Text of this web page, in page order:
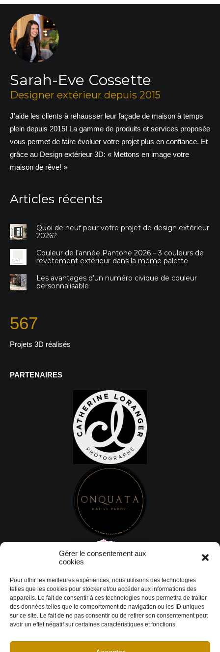
Gérer le consentement aux
cookies
Pour offrir les meilleures expériences, nous utilisons des technologies
telles que les cookies pour stocker et/ou accéder aux informations des
appareils. Le fait de consentir à ces technologies nous permettra de traiter
des données telles que le comportement de navigation ou les ID uniques
sur ce site. Le fait de ne pas consentir ou de retirer son consentement peut
avoir un effet négatif sur certaines caractéristiques et fonctions.
Sarah-Eve Cossette
Designer extérieur depuis 2015
J’aide les clients à rehausser leur façade de maison à temps
plein depuis 2015! La gamme de produits et services proposée
vous permet de faire évoluer votre projet plus en confiance. Et
grâce au Design extérieur 3D: « Mettons en image votre
maison de rêve! »
Articles récents
Quoi de neuf pour votre projet de design extérieur
2026?
Couleur de l’année Pantone 2026 – 3 couleurs de
revêtement extérieur dans la même palette
Les avantages d’un numéro civique de couleur
personnalisable
567
Projets 3D réalisés
PARTENAIRES